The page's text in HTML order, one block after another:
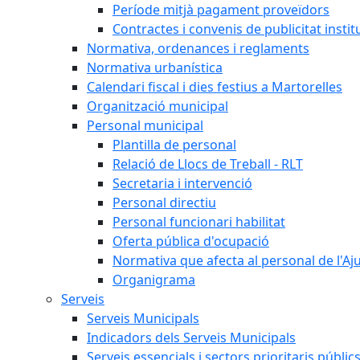
Període mitjà pagament proveïdors
Contractes i convenis de publicitat
Normativa, ordenances i reglaments
Normativa urbanística
Calendari fiscal i dies festius a Martorelles
Organització municipal
Personal municipal
Plantilla de personal
Relació de Llocs de Treball - RLT
Secretaria i intervenció
Personal directiu
Personal funcionari habilitat
Oferta pública d'ocupació
Normativa que afecta al personal de
Organigrama
Serveis
Serveis Municipals
Indicadors dels Serveis Municipals